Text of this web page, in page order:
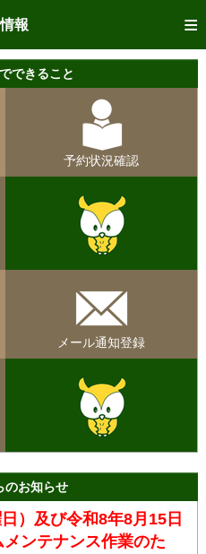
報
できること
予約状況確認
メール通知登録
のお知らせ
）及び令和8年8月15日
メンテナンス作業のた